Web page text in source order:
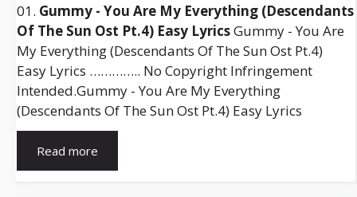
01. Gummy - You Are My Everything (descendants
Of The Sun Ost Pt.4) Easy LyricsGummy - You Are
My Everything (descendants Of The Sun Ost Pt.4)
Easy Lyrics ………….. No Copyright Infringement
Intended.gummy - You Are My Everything
(descendants Of The Sun Ost Pt.4) Easy Lyrics
Read more